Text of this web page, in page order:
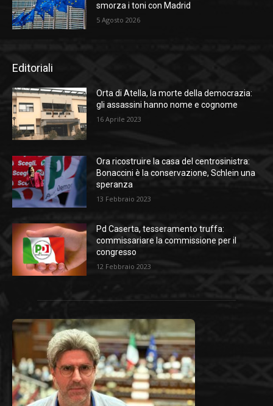
smorza i toni con Madrid
5 Agosto 2026
Editoriali
Orta di Atella, la morte della democrazia:
gli assassini hanno nome e cognome
16 Aprile 2023
Ora ricostruire la casa del centrosinistra:
Bonaccini è la conservazione, Schlein una
speranza
13 Febbraio 2023
Pd Caserta, tesseramento truffa:
commissariare la commissione per il
congresso
12 Febbraio 2023